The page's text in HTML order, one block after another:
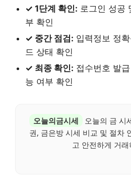
✓ 1단계 확인: 로그인 성공
부 확인
✓ 중간 점검: 입력정보 정
드 상태 확인
✓ 최종 확인: 접수번호 발
능 여부 확인
오늘의금시세
오늘의 금 시
권, 금은방 시세 비교 및 절차
고 안전하게 거래